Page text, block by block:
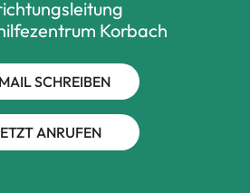
Korbach
SCHREIBEN
ANRUFEN